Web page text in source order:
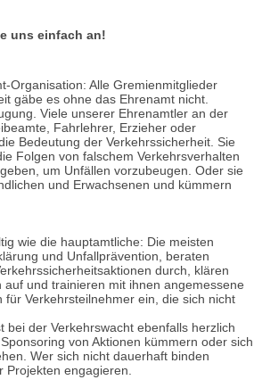
uns einfach an!
Organisation: Alle Gremienmitglieder
gäbe es ohne das Ehrenamt nicht.
Viele unserer Ehrenamtler an der
Fahrlehrer, Erzieher oder
Bedeutung der Verkehrssicherheit. Sie
Folgen von falschem Verkehrsverhalten
um Unfällen vorzubeugen. Oder sie
und Erwachsenen und kümmern
wie die hauptamtliche: Die meisten
und Unfallprävention, beraten
durch, klären
und trainieren mit ihnen angemessene
Verkehrsteilnehmer ein, die sich nicht
der Verkehrswacht ebenfalls herzlich
von Aktionen kümmern oder sich
Wer sich nicht dauerhaft binden
engagieren.